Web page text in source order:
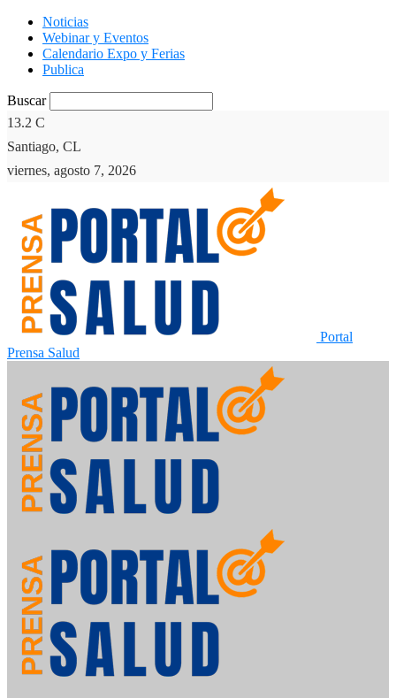
Noticias
Webinar y Eventos
Calendario Expo y Ferias
Publica
Buscar
13.2 C
Santiago, CL
viernes, agosto 7, 2026
Portal
Prensa Salud